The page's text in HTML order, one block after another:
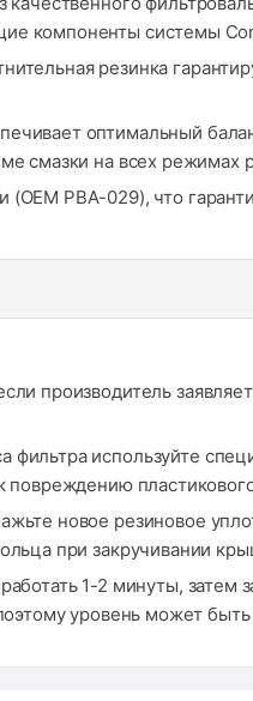
компоненты системы
резинка
оптимальный
смазки на всех режимах
PBA-029), что
производитель
фильтра используйте
повреждению
новое резиновое
при закручивании
1-2 минуты, затем
уровень может